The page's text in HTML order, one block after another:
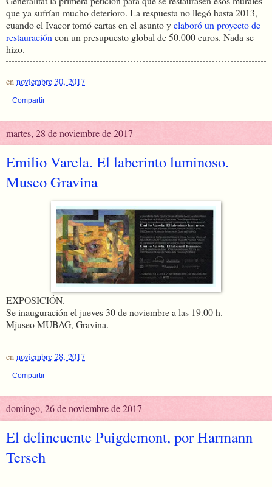
que ya sufrían mucho deterioro. La respuesta no llegó hasta 2013,
cuando el Ivacor tomó cartas en el asunto yelaboró un proyecto de
restauración con un presupuesto global de 50.000 euros. Nada se
hizo.
en noviembre 30, 2017
Compartir
martes, 28 de noviembre de 2017
Emilio Varela. El laberinto luminoso.
Museo Gravina
EXPOSICIÓN.
Se inauguración el jueves 30 de noviembre a las 19.00 h.
Mjuseo MUBAG, Gravina.
en noviembre 28, 2017
Compartir
domingo, 26 de noviembre de 2017
El delincuente Puigdemont, por Harmann
Tersch